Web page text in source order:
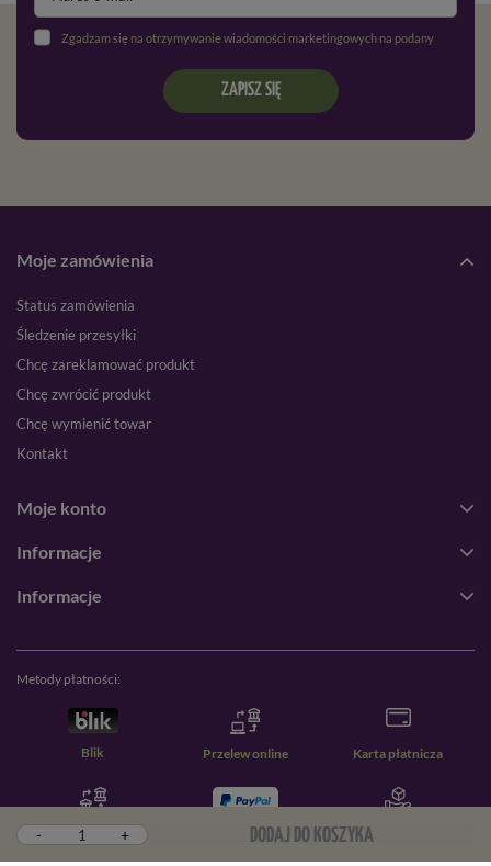
- + DODAJ DO KOSZYKA
Zgadzam się na otrzymywanie wiadomości marketingowych na podany adres e-mail oraz przetwarzanie danych osobowych zgodnie z
ZAPISZ SIĘ
Moje zamówienia
Status zamówienia
Śledzenie przesyłki
Chcę zareklamować produkt
Chcę zwrócić produkt
Chcę wymienić towar
Kontakt
Moje konto
Informacje
Informacje
Metody płatności:
Blik Przelew online Karta płatnicza
Przelew zwykły PayPal Pobranie